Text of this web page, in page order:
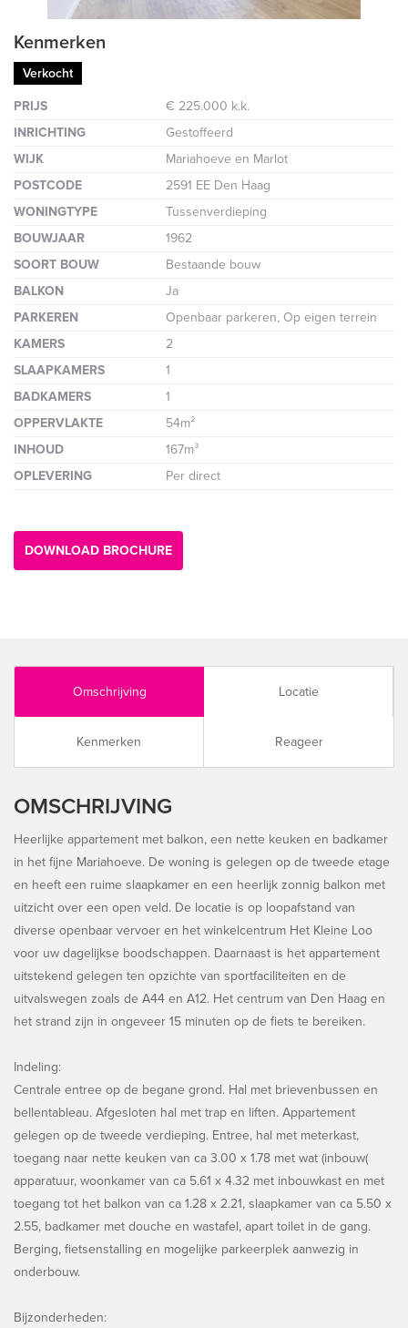
Kenmerken
Verkocht
PRIJS
€ 225.000 k.k.
INRICHTING
Gestoffeerd
WIJK
Mariahoeve en Marlot
POSTCODE
2591 EE Den Haag
WONINGTYPE
Tussenverdieping
BOUWJAAR
1962
SOORT BOUW
Bestaande bouw
BALKON
Ja
PARKEREN
Openbaar parkeren, Op eigen terrein
KAMERS
2
SLAAPKAMERS
1
BADKAMERS
1
OPPERVLAKTE
54m²
INHOUD
167m³
OPLEVERING
Per direct
DOWNLOAD BROCHURE
Omschrijving Locatie
Kenmerken Reageer
OMSCHRIJVING
Heerlijke appartement met balkon, een nette keuken en badkamer
in het fijne Mariahoeve. De woning is gelegen op de tweede etage
en heeft een ruime slaapkamer en een heerlijk zonnig balkon met
uitzicht over een open veld. De locatie is op loopafstand van
diverse openbaar vervoer en het winkelcentrum Het Kleine Loo
voor uw dagelijkse boodschappen. Daarnaast is het appartement
uitstekend gelegen ten opzichte van sportfaciliteiten en de
uitvalswegen zoals de A44 en A12. Het centrum van Den Haag en
het strand zijn in ongeveer 15 minuten op de fiets te bereiken.
Indeling:
Centrale entree op de begane grond. Hal met brievenbussen en
bellentableau. Afgesloten hal met trap en liften. Appartement
gelegen op de tweede verdieping. Entree, hal met meterkast,
toegang naar nette keuken van ca 3.00 x 1.78 met wat (inbouw(
apparatuur, woonkamer van ca 5.61 x 4.32 met inbouwkast en met
toegang tot het balkon van ca 1.28 x 2.21, slaapkamer van ca 5.50 x
2.55, badkamer met douche en wastafel, apart toilet in de gang.
Berging, fietsenstalling en mogelijke parkeerplek aanwezig in
onderbouw.
Bijzonderheden: